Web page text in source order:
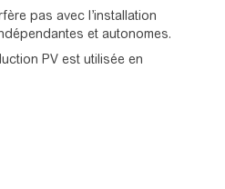
pas avec l’installation
et autonomes.
PV est utilisée en